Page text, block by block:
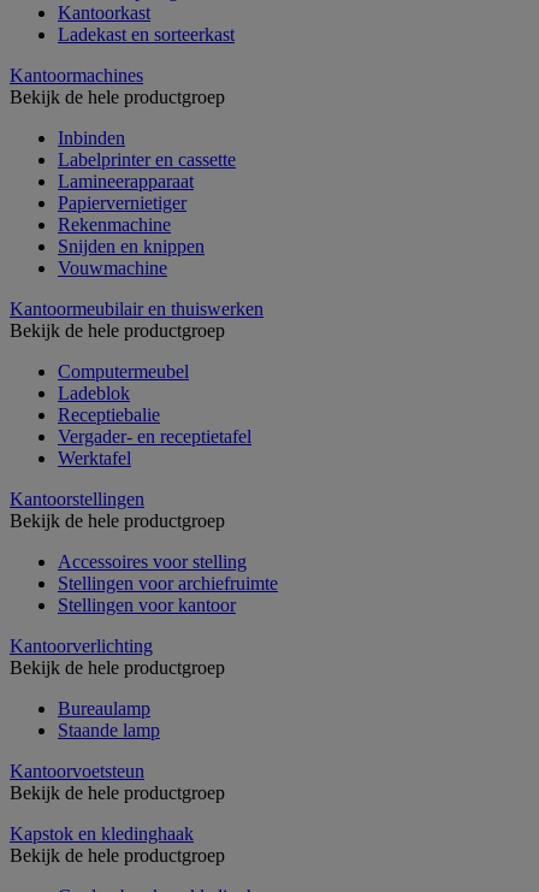
Kantoorkast
Ladekast en sorteerkast
Kantoormachines
Bekijk de hele productgroep
Inbinden
Labelprinter en cassette
Lamineerapparaat
Papiervernietiger
Rekenmachine
Snijden en knippen
Vouwmachine
Kantoormeubilair en thuiswerken
Bekijk de hele productgroep
Computermeubel
Ladeblok
Receptiebalie
Vergader- en receptietafel
Werktafel
Kantoorstellingen
Bekijk de hele productgroep
Accessoires voor stelling
Stellingen voor archiefruimte
Stellingen voor kantoor
Kantoorverlichting
Bekijk de hele productgroep
Bureaulamp
Staande lamp
Kantoorvoetsteun
Bekijk de hele productgroep
Kapstok en kledinghaak
Bekijk de hele productgroep